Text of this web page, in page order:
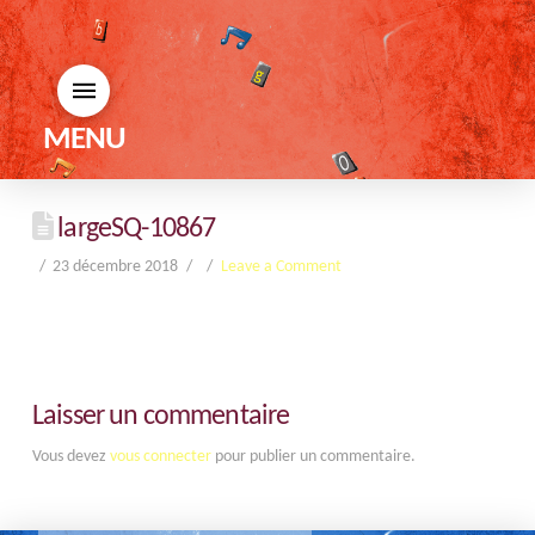
MENU
largeSQ-10867
23 décembre 2018 Leave a Comment
Laisser un commentaire
Vous devez vous connecterpour publier un commentaire.